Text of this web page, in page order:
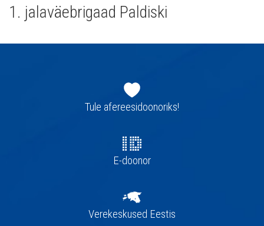
1. jalaväebrigaad Paldiski
navigatsioonTule afereesidoonoriks!
E-doonor
Verekeskused Eestis